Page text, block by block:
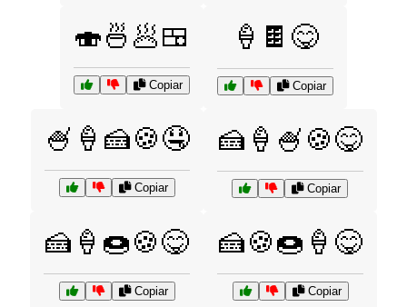
🍣🍜🥟🍱
Copiar
🍦🍫😋
Copiar
🍧🍦🍰🍪🤤
Copiar
🍰🍦🍧🍪😋
Copiar
🍰🍦🍩🍪😋
Copiar
🍰🍪🍩🍦😋
Copiar